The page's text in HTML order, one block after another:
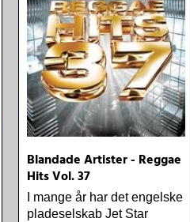
Blandade Artister - Reggae
Hits Vol. 37
I mange år har det engelske
pladeselskab Jet Star